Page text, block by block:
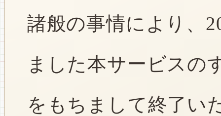
諸般の事情により、
ました本サービスの
をもちまして終了い